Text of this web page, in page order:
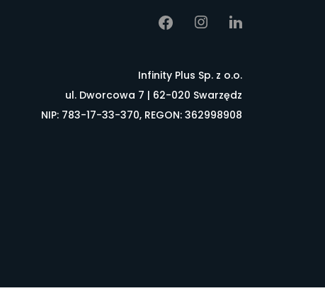
Infinity Plus Sp. z o.o.
ul. Dworcowa 7 | 62-020 Swarzędz
NIP: 783-17-33-370, REGON: 362998908